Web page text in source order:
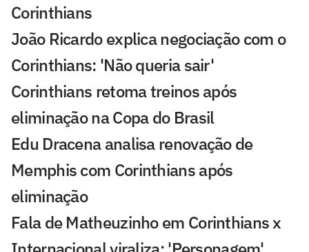
Corinthians
João Ricardo explica negociação com o
Corinthians: 'Não queria sair'
Corinthians retoma treinos após
eliminação na Copa do Brasil
Edu Dracena analisa renovação de
Memphis com Corinthians após
eliminação
Fala de Matheuzinho em Corinthians x